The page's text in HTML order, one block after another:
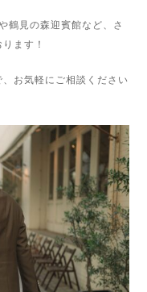
鶴見の森迎賓館など、さ
ます！
お気軽にご相談ください